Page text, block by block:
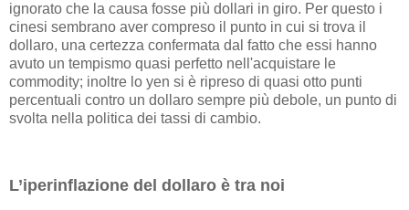
ignorato che la causa fosse più dollari in giro. Per questo i
cinesi sembrano aver compreso il punto in cui si trova il
dollaro, una certezza confermata dal fatto che essi hanno
avuto un tempismo quasi perfetto nell'acquistare le
commodity; inoltre lo yen si è ripreso di quasi otto punti
percentuali contro un dollaro sempre più debole, un punto di
svolta nella politica dei tassi di cambio.
L’iperinflazione del dollaro è tra noi